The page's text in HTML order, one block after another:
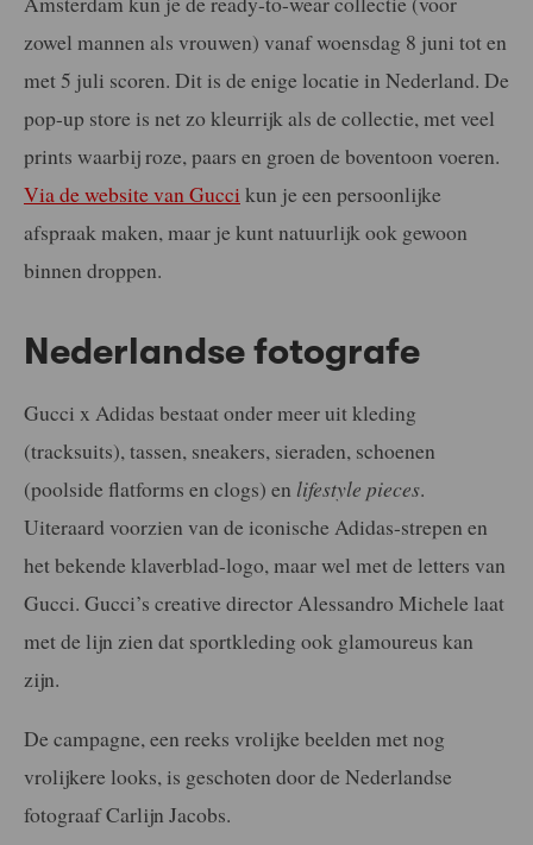
zowel mannen als vrouwen) vanaf woensdag 8 juni tot en
met 5 juli scoren. Dit is de enige locatie in Nederland. De
pop-up store is net zo kleurrijk als de collectie, met veel
prints waarbij roze, paars en groen de boventoon voeren.
Via de website van Gucci kun je een persoonlijke
afspraak maken, maar je kunt natuurlijk ook gewoon
binnen droppen.
Nederlandse fotografe
Gucci x Adidas bestaat onder meer uit kleding
(tracksuits), tassen, sneakers, sieraden, schoenen
(poolside flatforms en clogs) en lifestyle pieces.
Uiteraard voorzien van de iconische Adidas-strepen en
het bekende klaverblad-logo, maar wel met de letters van
Gucci. Gucci’s creative director Alessandro Michele laat
met de lijn zien dat sportkleding ook glamoureus kan
zijn.
De campagne, een reeks vrolijke beelden met nog
vrolijkere looks, is geschoten door de Nederlandse
fotograaf Carlijn Jacobs.